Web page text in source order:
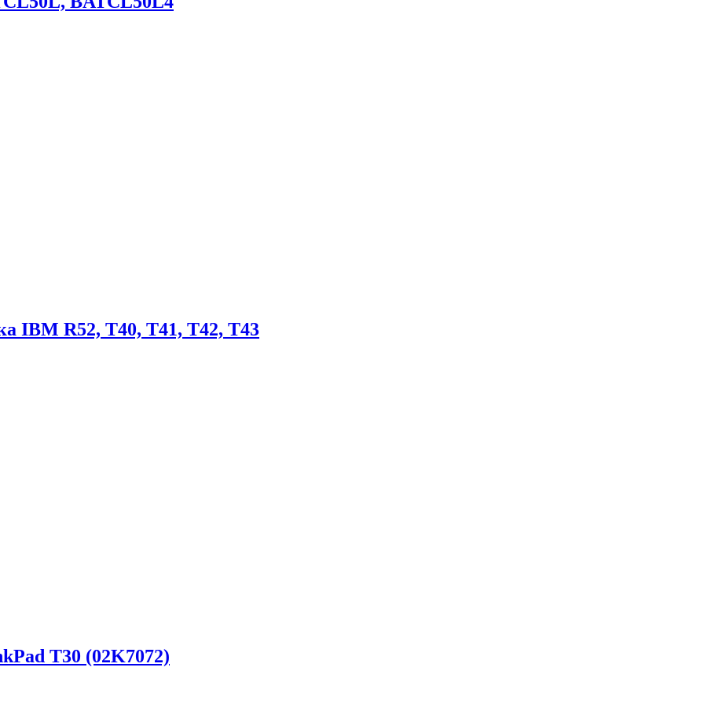
IBM R52, T40, T41, T42, T43
T30 (02K7072)